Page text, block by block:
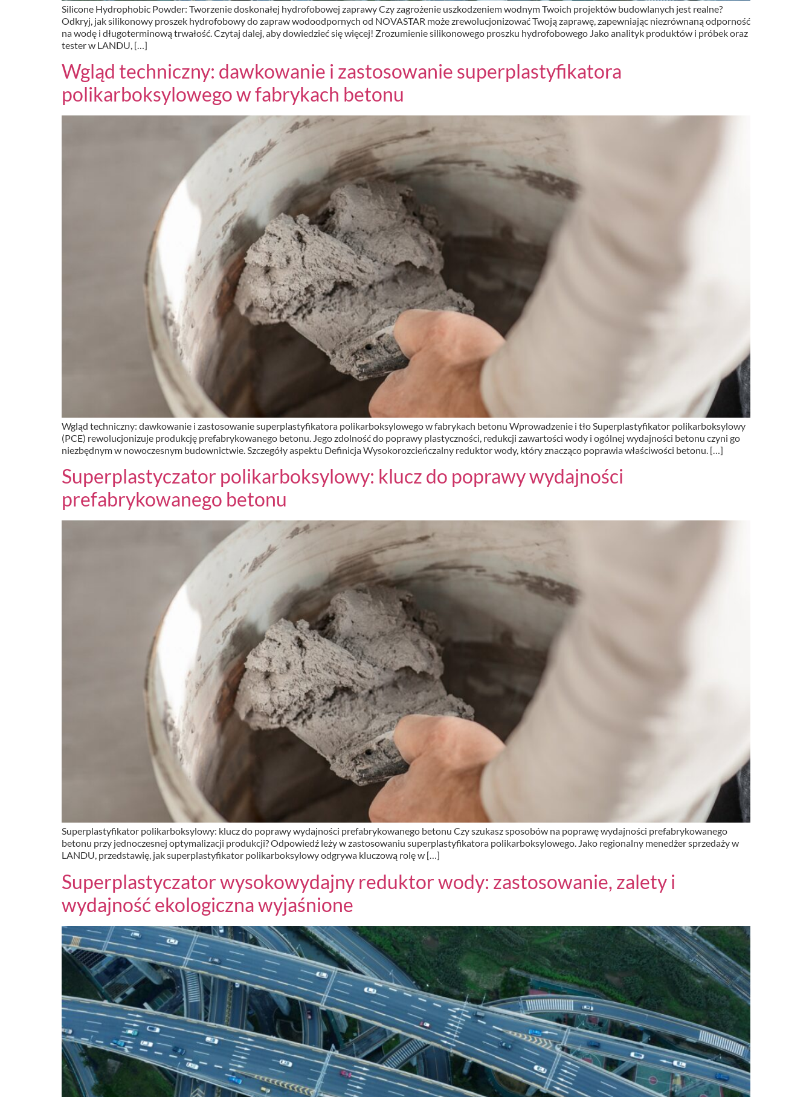
Silicone Hydrophobic Powder: Tworzenie doskonałej hydrofobowej zaprawy Czy zagrożenie uszkodzeniem wodnym Twoich projektów budowlanych jest realne?
Odkryj, jak silikonowy proszek hydrofobowy do zapraw wodoodpornych od NOVASTAR może zrewolucjonizować Twoją zaprawę, zapewniając niezrównaną odporność
na wodę i długoterminową trwałość. Czytaj dalej, aby dowiedzieć się więcej! Zrozumienie silikonowego proszku hydrofobowego Jako analityk produktów i próbek oraz
tester w LANDU, […]
Wgląd techniczny: dawkowanie i zastosowanie superplastyfikatora
polikarboksylowego w fabrykach betonu
Wgląd techniczny: dawkowanie i zastosowanie superplastyfikatora polikarboksylowego w fabrykach betonu Wprowadzenie i tło Superplastyfikator polikarboksylowy
(PCE) rewolucjonizuje produkcję prefabrykowanego betonu. Jego zdolność do poprawy plastyczności, redukcji zawartości wody i ogólnej wydajności betonu czyni go
niezbędnym w nowoczesnym budownictwie. Szczegóły aspektu Definicja Wysokorozcieńczalny reduktor wody, który znacząco poprawia właściwości betonu. […]
Superplastyczator polikarboksylowy: klucz do poprawy wydajności
prefabrykowanego betonu
Superplastyfikator polikarboksylowy: klucz do poprawy wydajności prefabrykowanego betonu Czy szukasz sposobów na poprawę wydajności prefabrykowanego
betonu przy jednoczesnej optymalizacji produkcji? Odpowiedź leży w zastosowaniu superplastyfikatora polikarboksylowego. Jako regionalny menedżer sprzedaży w
LANDU, przedstawię, jak superplastyfikator polikarboksylowy odgrywa kluczową rolę w […]
Superplastyczator wysokowydajny reduktor wody: zastosowanie, zalety i
wydajność ekologiczna wyjaśnione